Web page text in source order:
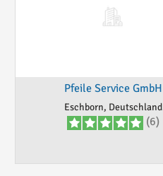
Pfeile Service GmbH
Eschborn, Deutschland
(6)